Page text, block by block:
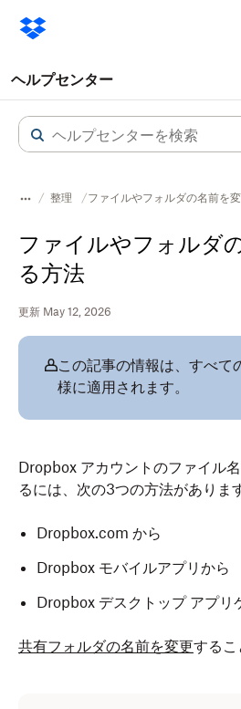
ヘルプセンター
整理 ファイルやフォルダの名前を
ファイルやフォルダ
る方法
更新 May 12, 2026
この記事の情報は、すべて
様に適用されます。
Dropbox アカウントのファイル
るには、次の3つの方法がありま
Dropbox.com から
Dropbox モバイルアプリから
Dropbox デスクトップ アプリ
共有フォルダの名前を変更するこ